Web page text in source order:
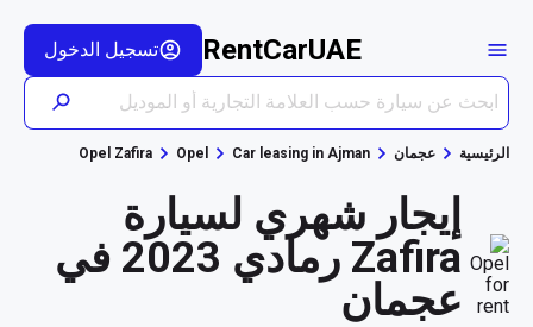
RentCarUAE تسجيل الدخول
الرئيسية عجمان Car leasing in Ajman
Opel
Opel Zafira
إيجار شهري لسيارة
Zafira رمادي 2023 في
عجمان